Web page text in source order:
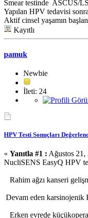
Smear testinde ASCUS/
Yapılan HPV tedavisi
Aktif cinsel yaşamın
Kayıtlı
pamuk
Newbie
İleti: 24
HPV Testi Sonuçları
« Yanıtla #1 : Ağustos 21,
NucliSENS EasyQ HPV
Rahim ağzı kanseri
Devam eden karsinojenik
Erken evrede